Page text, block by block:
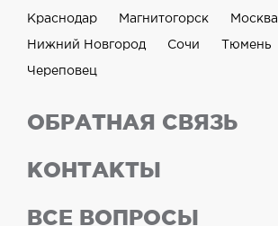
Краснодар Магнитогорск Москва
Нижний Новгород Сочи Тюмень
Череповец
ОБРАТНАЯ СВЯЗЬ
КОНТАКТЫ
ВСЕ ВОПРОСЫ